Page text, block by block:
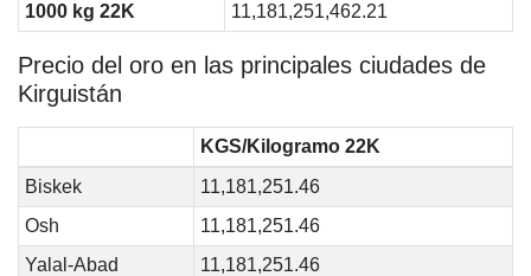
1000 kg 22K
11,181,251,462.21
Precio del oro en las principales ciudades de
Kirguistán
KGS/Kilogramo 22K
Biskek
11,181,251.46
Osh
11,181,251.46
Yalal-Abad
11,181,251.46